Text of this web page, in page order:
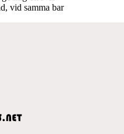
vid samma bar